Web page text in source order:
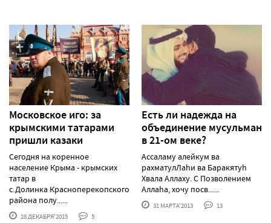
Московское иго: за
крымскими татарами
пришли казаки
Сегодня на коренное
население Крыма - крымских
татар в
с.Долинка Красноперекопского
района полу......
28 ДЕКАБРЯ'2015 5
Есть ли надежда на
объединение мусульман
в 21-ом веке?
Ассаламу алейкум ва
рахматулЛаhи ва Баракятуh
Хвала Аллаху. С Позволением
Аллаhа, хочу посв......
31 МАРТА'2013 13